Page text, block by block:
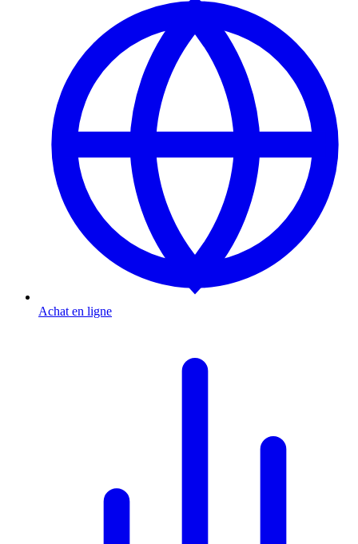
Achat en ligne